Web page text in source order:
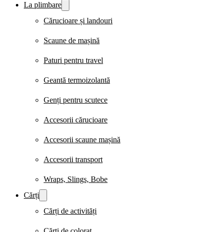
La plimbare
Cărucioare și landouri
Scaune de mașină
Paturi pentru travel
Geantă termoizolantă
Genți pentru scutece
Accesorii cărucioare
Accesorii scaune mașină
Accesorii transport
Wraps, Slings, Bobe
Cărți
Cărți de activități